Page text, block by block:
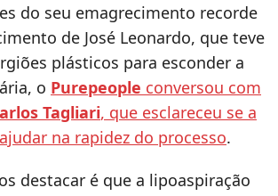
do seu emagrecimento recorde
de José Leonardo, que teve
plásticos para esconder a
o Purepeople conversou com
Tagliari, que esclareceu se a
na rapidez do processo.
destacar é que a lipoaspiração